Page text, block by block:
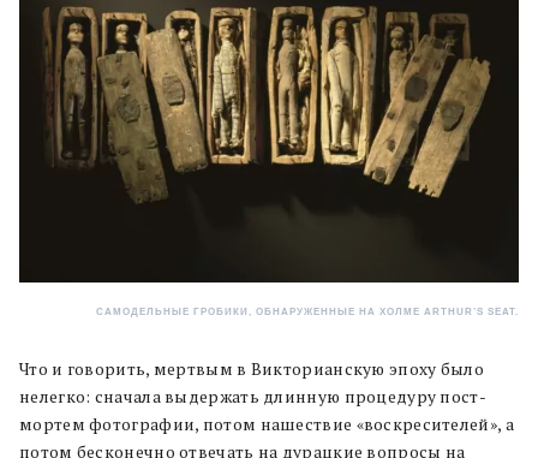
САМОДЕЛЬНЫЕ ГРОБИКИ, ОБНАРУЖЕННЫЕ НА ХОЛМЕ ARTHUR’S SEAT.
Что и говорить, мертвым в Викторианскую эпоху было
нелегко: сначала выдержать длинную процедуру пост-
мортем фотографии, потом нашествие «воскресителей», а
потом бесконечно отвечать на дурацкие вопросы на